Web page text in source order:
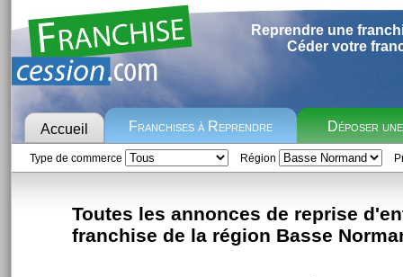
Reprendre une
Céder votre
Accueil Franchises à Reprendre Déposer
Type de commerce Région
Toutes les annonces de reprise
franchise de la région Basse